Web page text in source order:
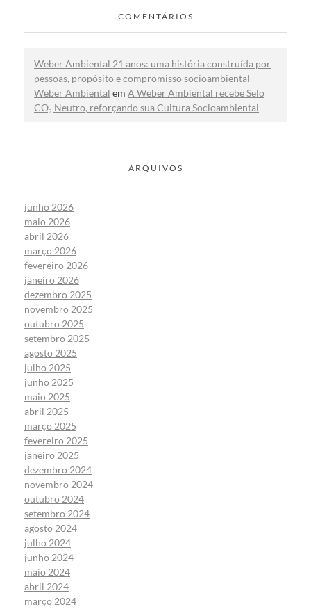
COMENTÁRIOS
Weber Ambiental 21 anos: uma história construída por
pessoas, propósito e compromisso socioambiental –
Weber Ambiental em A Weber Ambiental recebe Selo
CO₂ Neutro, reforçando sua Cultura Socioambiental
ARQUIVOS
junho 2026
maio 2026
abril 2026
março 2026
fevereiro 2026
janeiro 2026
dezembro 2025
novembro 2025
outubro 2025
setembro 2025
agosto 2025
julho 2025
junho 2025
maio 2025
abril 2025
março 2025
fevereiro 2025
janeiro 2025
dezembro 2024
novembro 2024
outubro 2024
setembro 2024
agosto 2024
julho 2024
junho 2024
maio 2024
abril 2024
março 2024